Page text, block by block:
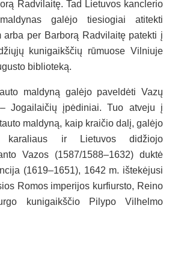
Radvilaitę. Tad Lietuvos kanclerio
galėjo tiesiogiai atitekti
arba per Barborą Radvilaitę patekti į
kunigaikščių rūmuose Vilniuje
biblioteką.
maldyną galėjo paveldėti Vazų
Jogailaičių įpėdiniai. Tuo atveju į
maldyną, kaip kraičio dalį, galėjo
karaliaus ir Lietuvos didžiojo
Vazos (1587/1588–1632) duktė
(1619–1651), 1642 m. ištekėjusi
Romos imperijos kurfiursto, Reino
kunigaikščio Pilypo Vilhelmo